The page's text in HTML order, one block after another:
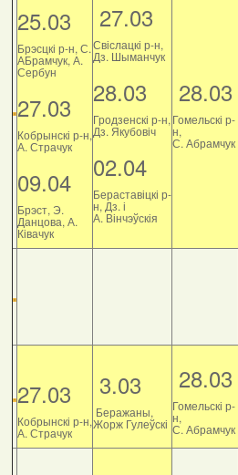
25.03
Брэсцкі р-н, С.
АБрамчук, А.
Сербун
27.03
Кобрынскі р-н,
А. Страчук
09.04
Брэст, Э.
Данцова, А.
Ківачук
27.03
Свіслацкі р-н,
Дз. Шыманчук
28.03
Гродзенскі р-н,
Дз. Якубовіч
02.04
Бераставіцкі р-
н, Дз. і
А. Вінчэўскія
28.03
Гомельскі р-
н,
С. Абрамчук
27.03
Кобрынскі р-н,
А. Страчук
3.03
Беражаны,
Жорж Гулеўскі
28.03
Гомельскі р-
н,
С. Абрамчук